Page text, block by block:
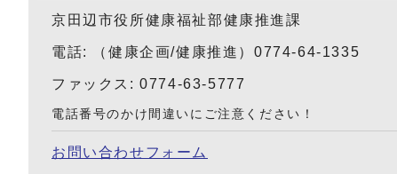
京田辺市役所健康福祉部健康推進課
電話: （健康企画/健康推進）0774-64-1335
ファックス: 0774-63-5777
電話番号のかけ間違いにご注意ください！
お問い合わせフォーム